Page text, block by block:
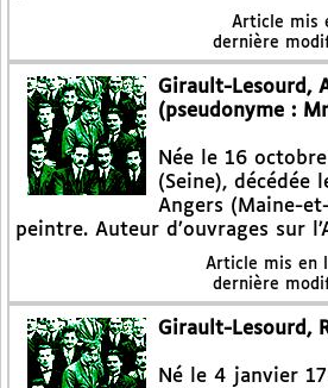
Article mis
dernière
Girault-Lesourd,
(pseudonyme :
Née le 16
(Seine), décédée
Angers (Maine-
peintre. Auteur d’ouvrages sur
Article mis en
dernière
Girault-Lesourd,
Né le 4 janvier